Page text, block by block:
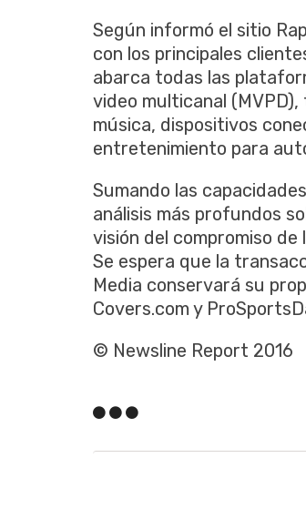
Según informó el sitio
con los principales
abarca todas las
video multicanal
música, dispositivos
entretenimiento para
Sumando las
análisis más profundos
visión del compromiso
Se espera que la
Media conservará su
Covers.com y
© Newsline Report 2016